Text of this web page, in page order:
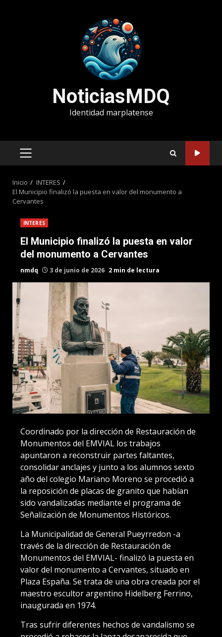
NoticiasMDQ
Identidad marplatense
MENÚ
Inicio
INTERES
El Municipio finalizó la puesta en valor del monumento a
Cervantes
INTERES
El Municipio finalizó la puesta en valor
del monumento a Cervantes
nmdq 3 de junio de 2026 2 min de lectura
Coordinado por la dirección de Restauración de
Monumentos del EMVIAL los trabajos
apuntaron a reconstruir partes faltantes,
consolidar anclajes y junto a los alumnos sexto
año del colegio Mariano Moreno se procedió a
la reposición de placas de granito que habían
sido vandalizadas mediante el programa de
Señalización de Monumentos Históricos.
La Municipalidad de General Pueyrredon -a
través de la dirección de Restauración de
Monumentos del EMVIAL- finalizó la puesta en
valor del monumento a Cervantes, situado en
Plaza España. Se trata de una obra creada por el
maestro escultor argentino Hidelberg Ferrino,
inaugurada en 1974.
Tras sufrir diferentes hechos de vandalismo se